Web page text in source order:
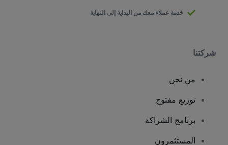
خدمة عملاء معك من البداية إلى النهاية
شركتنا
من نحن
توزيع مفتوح
برنامج الشراكة
المستثمرون